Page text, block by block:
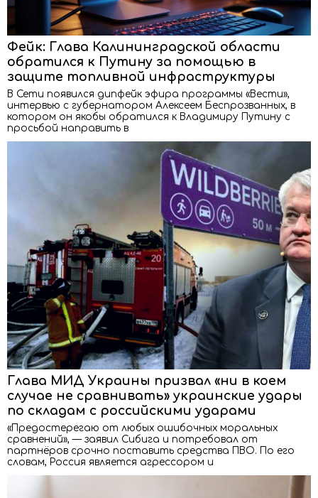
Фейк: Глава Калининградской области
обратился к Путину за помощью в
защите топливной инфраструктуры
В Сети появился дипфейк эфира программы «Вести»,
интервью с губернатором Алексеем Беспрозванных, в
котором он якобы обратился к Владимиру Путину с
просьбой направить в
Глава МИД Украины призвал «ни в коем
случае не сравнивать» украинские удары
по складам с российскими ударами
«Предостерегаю от любых ошибочных моральных
сравнений», — заявил Сибига и потребовал от
партнёров срочно поставить средства ПВО. По его
словам, Россия является агрессором и